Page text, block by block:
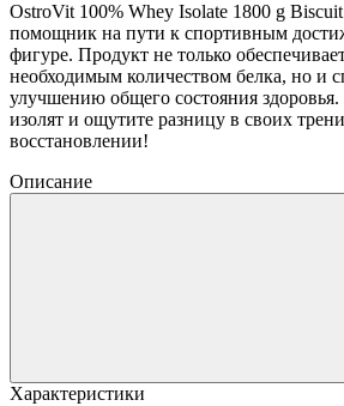
OstroVit 100% Whey Isolate 1800 g
помощник на пути к спортивным
фигуре. Продукт не только
необходимым количеством белка, но и
улучшению общего состояния
изолят и ощутите разницу в своих
восстановлении!
Описание
Характеристики